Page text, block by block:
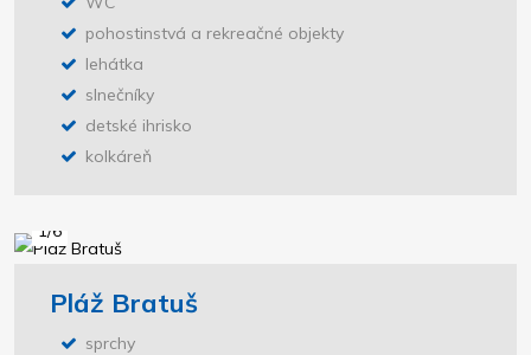
pohostinstvá a rekreačné objekty
lehátka
slnečníky
detské ihrisko
kolkáreň
1/6
Pláž Bratuš
sprchy